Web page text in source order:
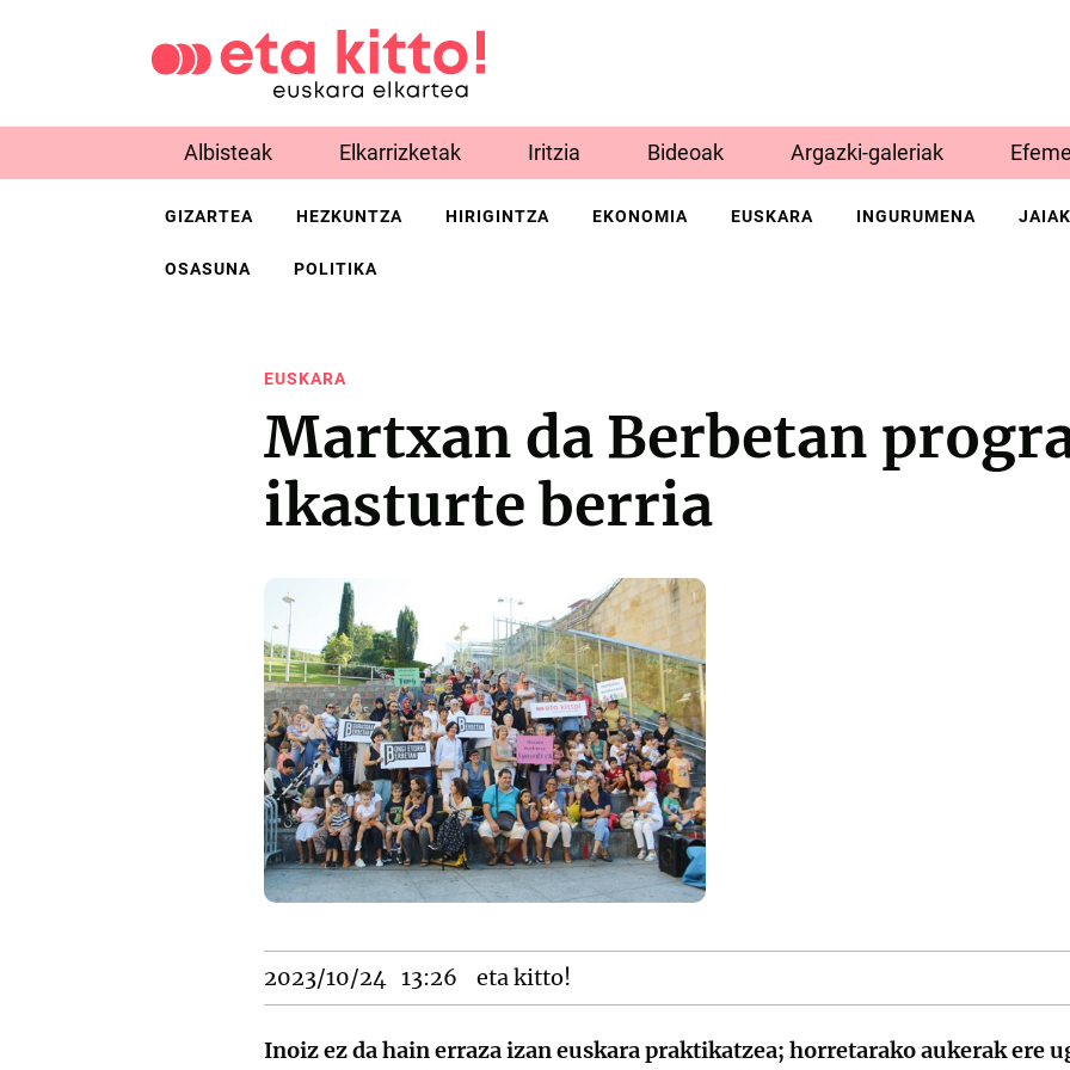
Albisteak Elkarrizketak Iritzia Bideoak Argazki-galeriak
GIZARTEA HEZKUNTZA HIRIGINTZA EKONOMIA EUSKARA INGURUMENA JAIAK
OSASUNA POLITIKA
EUSKARA
Martxan da Berbetan
ikasturte berria
2023/10/24 13:26 eta kitto!
Inoiz ez da hain erraza izan euskara praktikatzea; horretarako aukerak ere